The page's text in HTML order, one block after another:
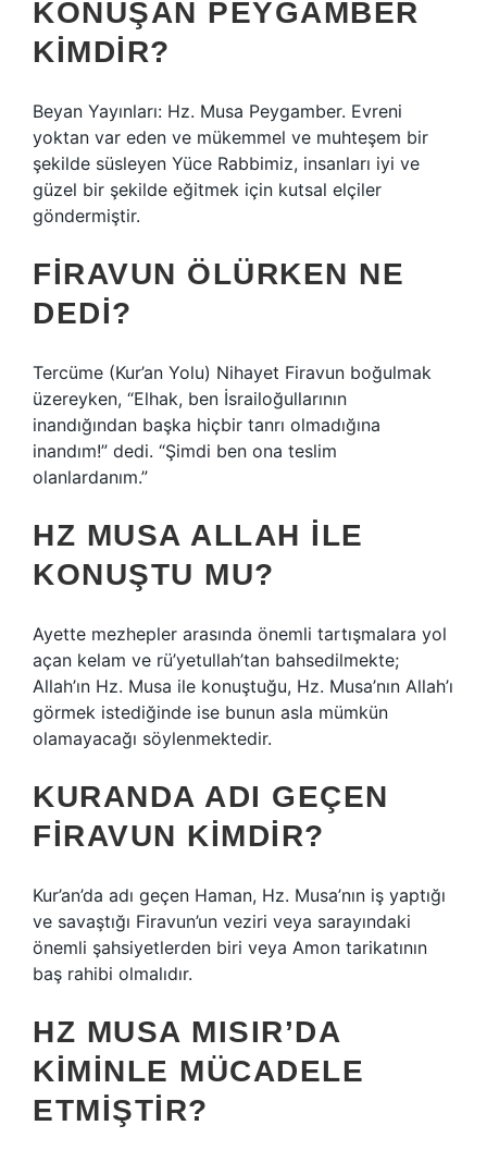
KONUŞAN PEYGAMBER
KIMDIR?
Beyan Yayınları: Hz. Musa Peygamber. Evreni
yoktan var eden ve mükemmel ve muhteşem bir
şekilde süsleyen Yüce Rabbimiz, insanları iyi ve
güzel bir şekilde eğitmek için kutsal elçiler
göndermiştir.
FIRAVUN ÖLÜRKEN NE
DEDI?
Tercüme (Kur’an Yolu) Nihayet Firavun boğulmak
üzereyken, “Elhak, ben İsrailoğullarının
inandığından başka hiçbir tanrı olmadığına
inandım!” dedi. “Şimdi ben ona teslim
olanlardanım.”
HZ MUSA ALLAH ILE
KONUŞTU MU?
Ayette mezhepler arasında önemli tartışmalara yol
açan kelam ve rü’yetullah’tan bahsedilmekte;
Allah’ın Hz. Musa ile konuştuğu, Hz. Musa’nın Allah’ı
görmek istediğinde ise bunun asla mümkün
olamayacağı söylenmektedir.
KURANDA ADI GEÇEN
FIRAVUN KIMDIR?
Kur’an’da adı geçen Haman, Hz. Musa’nın iş yaptığı
ve savaştığı Firavun’un veziri veya sarayındaki
önemli şahsiyetlerden biri veya Amon tarikatının
baş rahibi olmalıdır.
HZ MUSA MISIR’DA
KIMINLE MÜCADELE
ETMIŞTIR?